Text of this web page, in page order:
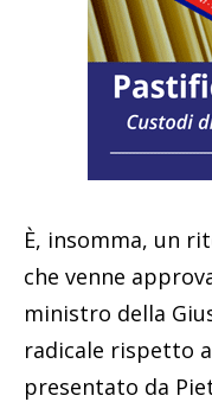
È, insomma, un
che venne
ministro della
radicale rispetto
presentato da